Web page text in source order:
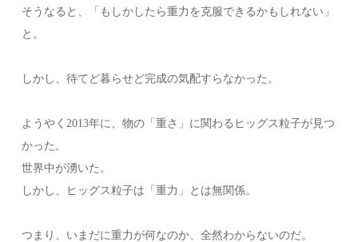
そうなると、「もしかしたら重力を克服できるかもしれない」
と。
しかし、待てど暮らせど完成の気配すらなかった。
ようやく2013年に、物の「重さ」に関わるヒッグス粒子が見つ
かった。
世界中が湧いた。
しかし、ヒッグス粒子は「重力」とは無関係。
つまり、いまだに重力が何なのか、全然わからないのだ。